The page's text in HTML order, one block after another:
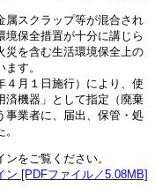
スクラップ等が混合され
境保全措置が十分に講じら
災を含む生活環境保全上の
す。
月１日施行）により、使
済機器」として指定（廃棄
事業者に、届出、保管・処
をご覧ください。
ン [PDFファイル／5.08MB]